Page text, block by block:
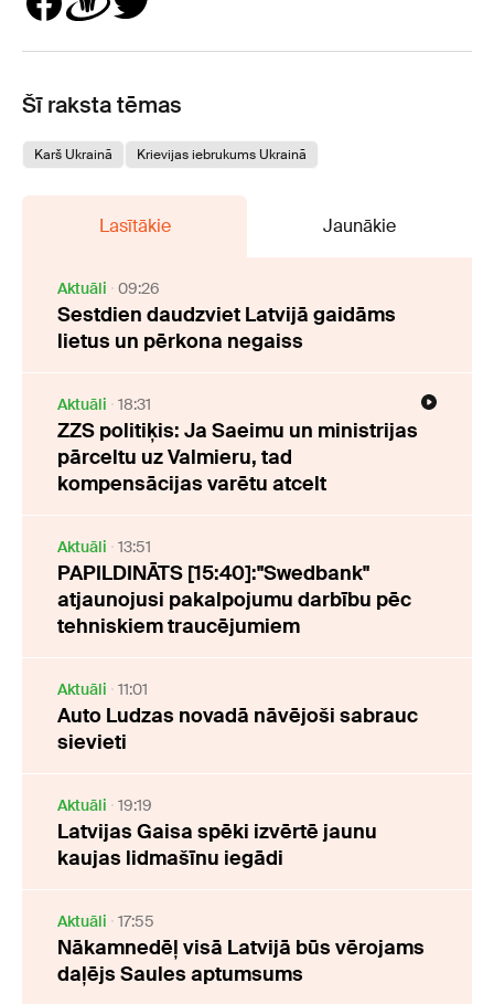
Šī raksta tēmas
Karš Ukrainā Krievijas iebrukums Ukrainā
Lasītākie Jaunākie
Aktuāli 09:26
Sestdien daudzviet Latvijā gaidāms
lietus un pērkona negaiss
Aktuāli 18:31
ZZS politiķis: Ja Saeimu un ministrijas
pārceltu uz Valmieru, tad
kompensācijas varētu atcelt
Aktuāli 13:51
PAPILDINĀTS [15:40]:"Swedbank"
atjaunojusi pakalpojumu darbību pēc
tehniskiem traucējumiem
Aktuāli 11:01
Auto Ludzas novadā nāvējoši sabrauc
sievieti
Aktuāli 19:19
Latvijas Gaisa spēki izvērtē jaunu
kaujas lidmašīnu iegādi
Aktuāli 17:55
Nākamnedēļ visā Latvijā būs vērojams
daļējs Saules aptumsums